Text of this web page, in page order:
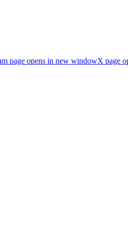
page opens in new windowX page